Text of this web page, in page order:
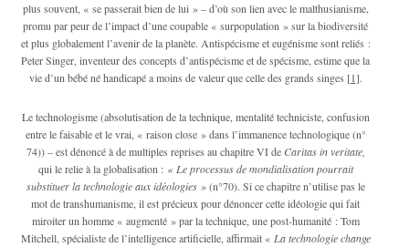
plus souvent, « se passerait bien de lui » – d’où son lien avec le malthusianisme,
promu par peur de l’impact d’une coupable « surpopulation » sur la biodiversité
et plus globalement l’avenir de la planète. Antispécisme et eugénisme sont reliés :
Peter Singer, inventeur des concepts d’antispécisme et de spécisme, estime que la
vie d’un bébé né handicapé a moins de valeur que celle des grands singes [1].
Le technologisme (absolutisation de la technique, mentalité techniciste, confusion
entre le faisable et le vrai, « raison close » dans l’immanence technologique (n°
74)) – est dénoncé à de multiples reprises au chapitre VI de Caritas in veritate,
qui le relie à la globalisation : « Le processus de mondialisation pourrait
substituer la technologie aux idéologies »(n°70). Si ce chapitre n’utilise pas le
mot de transhumanisme, il est précieux pour dénoncer cette idéologie qui fait
miroiter un homme « augmenté » par la technique, une post-humanité : Tom
Mitchell, spécialiste de l’intelligence artificielle, affirmait « La technologie change